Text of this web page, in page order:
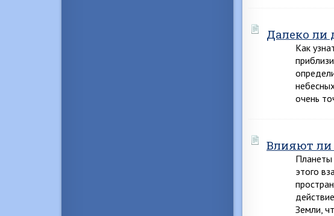
Далеко ли
Как
очень
Влияют ли
Планеты
этого
Земли,